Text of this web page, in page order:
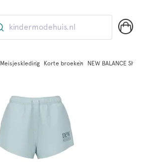
kindermodehuis.nl
Meisjeskleding Korte broeken NEW BALANCE Short